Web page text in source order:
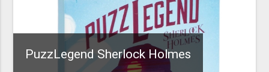
PuzzLegend Sherlock Holmes